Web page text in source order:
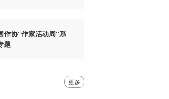
作协“作家活动周”系
题
更多